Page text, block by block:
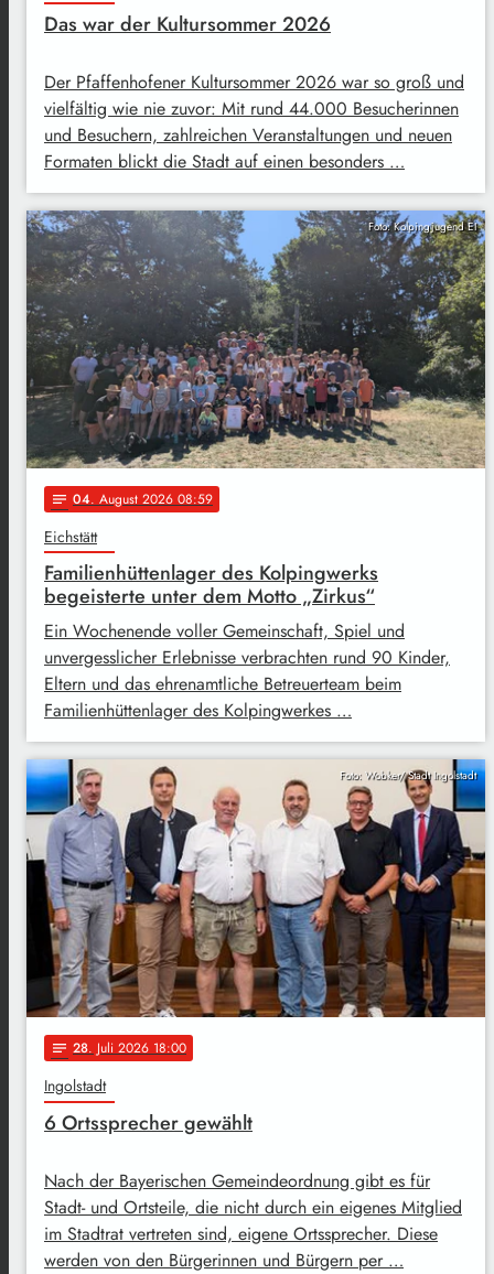
Das war der Kultursommer 2026
Der Pfaffenhofener Kultursommer 2026 war so groß und
vielfältig wie nie zuvor: Mit rund 44.000 Besucherinnen
und Besuchern, zahlreichen Veranstaltungen und neuen
Formaten blickt die Stadt auf einen besonders …
Foto: Kolpingjugend EI
notes 04. August 2026 08:59
Eichstätt
Familienhüttenlager des Kolpingwerks
begeisterte unter dem Motto „Zirkus“
Ein Wochenende voller Gemeinschaft, Spiel und
unvergesslicher Erlebnisse verbrachten rund 90 Kinder,
Eltern und das ehrenamtliche Betreuerteam beim
Familienhüttenlager des Kolpingwerkes …
Foto: Wobker/ Stadt Ingolstadt
notes 28. Juli 2026 18:00
Ingolstadt
6 Ortssprecher gewählt
Nach der Bayerischen Gemeindeordnung gibt es für
Stadt- und Ortsteile, die nicht durch ein eigenes Mitglied
im Stadtrat vertreten sind, eigene Ortssprecher. Diese
werden von den Bürgerinnen und Bürgern per …